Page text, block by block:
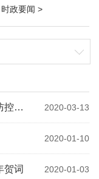
时政要闻 >
2020-03-13
作
2020-01-10
2020-01-03
贺词